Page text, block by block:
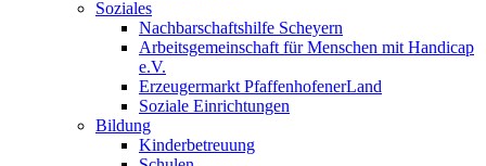
Soziales
Nachbarschaftshilfe Scheyern
Arbeitsgemeinschaft für Menschen mit Handicap
e.V.
Erzeugermarkt PfaffenhofenerLand
Soziale Einrichtungen
Bildung
Kinderbetreuung